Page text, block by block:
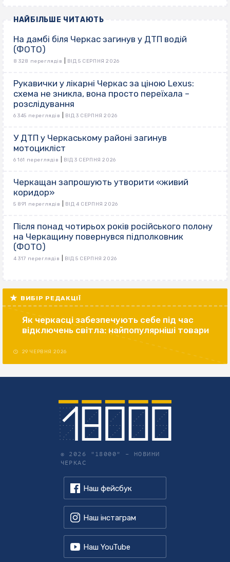
НАЙБІЛЬШЕ ЧИТАЮТЬ
На дамбі біля Черкас загинув у ДТП водій
(ФОТО)
8 328 переглядів ВІД 5 СЕРПНЯ 2026
Рукавички у лікарні Черкас за ціною Lexus:
схема не зникла, вона просто переїхала –
розслідування
6 345 переглядів ВІД 3 СЕРПНЯ 2026
У ДТП у Черкаському районі загинув
мотоцикліст
6 161 переглядів ВІД 3 СЕРПНЯ 2026
Черкащан запрошують утворити «живий
коридор»
5 891 переглядів ВІД 4 СЕРПНЯ 2026
Після понад чотирьох років російського полону
на Черкащину повернувся підполковник
(ФОТО)
4 317 переглядів ВІД 5 СЕРПНЯ 2026
ВИБІР РЕДАКЦІЇ
Як черкасці забезпечують себе під час
відключень світла: найпопулярніші товари
29 ЧЕРВНЯ 2026
© 2026 "18000" – НОВИНИ
ЧЕРКАС
Наш фейсбук
Наш інстаграм
Наш YouTube